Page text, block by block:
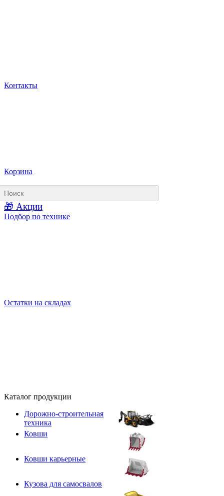
Контакты
Корзина
🎁 Акции
Подбор по технике
Остатки на складах
Каталог продукции
Дорожно-строительная
техника
Ковши
Ковши карьерные
Кузова для самосвалов